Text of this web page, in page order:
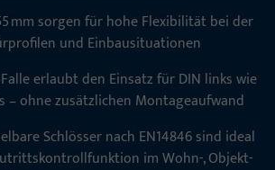
mm sorgen für hohe Flexibilität bei der
und Einbausituationen
erlaubt den Einsatz für DIN links wie
– ohne zusätzlichen Montageaufwand
Schlösser nach EN14846 sind ideal
im Wohn-, Objekt-